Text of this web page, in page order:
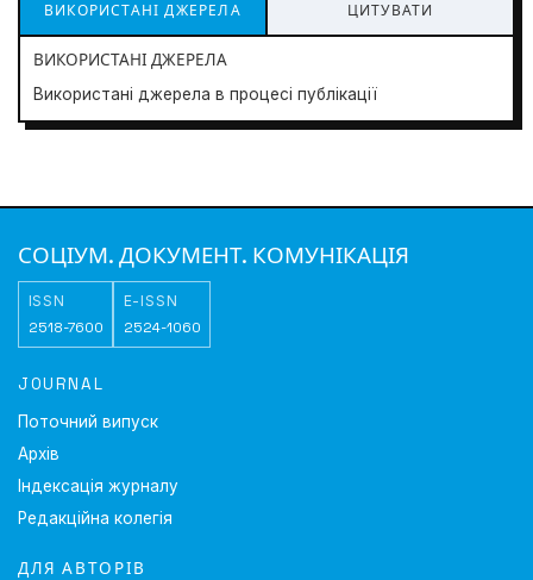
ВИКОРИСТАНІ ДЖЕРЕЛА ЦИТУВАТИ
ВИКОРИСТАНІ ДЖЕРЕЛА
Використані джерела в процесі публікації
Society. Document. Communication
СОЦІУМ. ДОКУМЕНТ. КОМУНІКАЦІЯ
ISSN
2518-7600
E-ISSN
2524-1060
JOURNAL
Поточний випуск
Архів
Індексація журналу
Редакційна колегія
ДЛЯ АВТОРІВ